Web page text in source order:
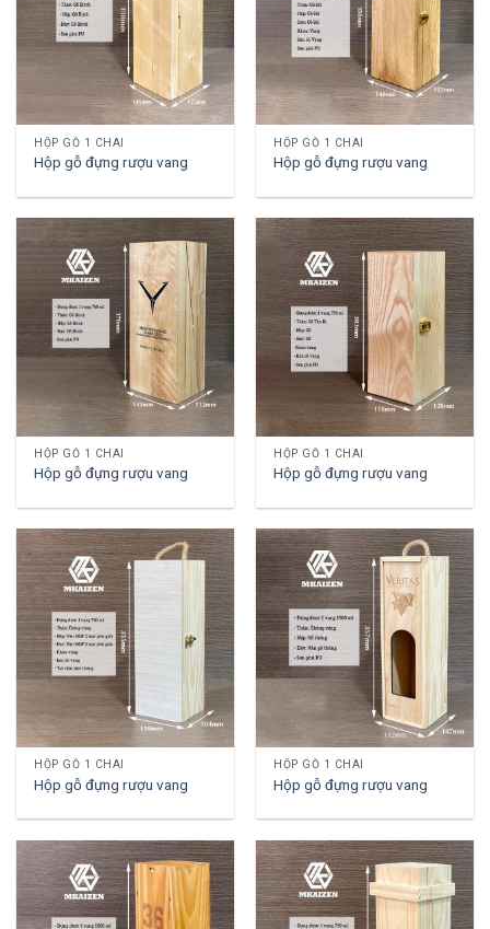
HỘP GỖ 1 CHAI
Hộp gỗ đựng rượu vang
HỘP GỖ 1 CHAI
Hộp gỗ đựng rượu vang
HỘP GỖ 1 CHAI
Hộp gỗ đựng rượu vang
HỘP GỖ 1 CHAI
Hộp gỗ đựng rượu vang
HỘP GỖ 1 CHAI
Hộp gỗ đựng rượu vang
HỘP GỖ 1 CHAI
Hộp gỗ đựng rượu vang